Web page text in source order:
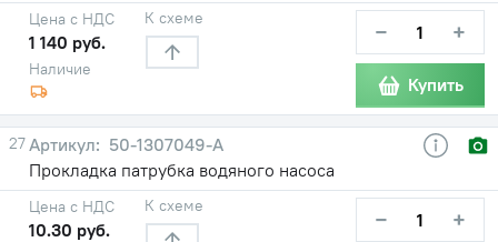
Наличие
Цена с НДС
1 140 руб.
К схеме − +
Купить
27
50-1307049-А
Прокладка патрубка водяного насоса
Цена с НДС
10.30 руб.
К схеме − +